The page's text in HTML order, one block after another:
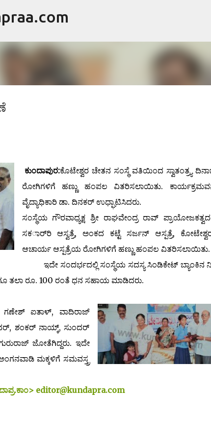
ಕುಂದಾಪುರ:ಕೊಟೇಶ್ವರ ಚೇತನ ಸಂಸ್ಥೆ ವತಿಯಿಂದ ಸ್ವಾತಂತ್ರ್ಯ
ರೋಗಿಗಳಿಗೆ ಹಣ್ಣು ಹಂಪಲ ವಿತರಿಸಲಾಯಿತು.
ವೈದ್ಯಾಧಿಕಾರಿ ಡಾ. ದಿನಕರ್ ಉಧ್ಘಾಟಿಸಿದರು.
ಸಂಸ್ಥೆಯ ಗೌರವಾಧ್ಯಕ್ಷ ಶ್ರೀ ರಾಘವೇಂದ್ರ ರಾವ್
ಸಕರ್ಾರಿ ಆಸ್ವತ್ರೆ, ಅಂಕದ ಕಟ್ಟೆ ಸರ್ಜನ್ ಆಸ್ಪತ್ರೆ,
ಆಚಾರ್ಯ ಆಸ್ಪತ್ರೆಯ ರೋಗಿಗಳಿಗೆ ಹಣ್ಣು ಹಂಪಲ ವಿತರಿಸಲಾಯಿತು.
ಇದೇ ಸಂದರ್ಭದಲ್ಲಿ ಸಂಸ್ಥೆಯ ಸದಸ್ಯ ಸಿಂಡಿಕೇಟ್ ಬ್ಯಾಂಕಿನ
ತಲಾ ರೂ. 100 ರಂತೆ ಧನ ಸಹಾಯ ಮಾಡಿದರು.
ಗಣೇಶ್ ಐತಾಳ್, ವಾದಿರಾಜ್
ಶಂಕರ್ ನಾಯ್ಕ್, ಸುಂದರ್
ಜೋತೆಗಿದ್ದರು. ಇದೇ
ಮಕ್ಕಳಿಗೆ ಸಮವಸ್ತ್ರ
editor@kundapra.com